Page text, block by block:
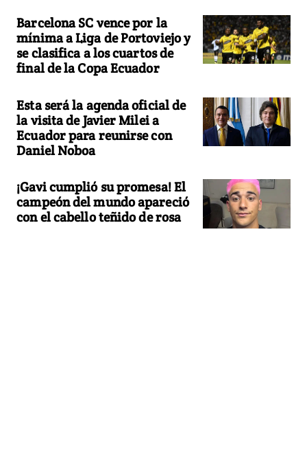
Barcelona SC vence por la
mínima a Liga de Portoviejo y
se clasifica a los cuartos de
final de la Copa Ecuador
Esta será la agenda oficial de
la visita de Javier Milei a
Ecuador para reunirse con
Daniel Noboa
¡Gavi cumplió su promesa! El
campeón del mundo apareció
con el cabello teñido de rosa